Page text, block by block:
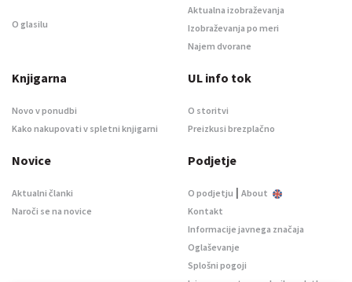
O glasilu
Aktualna izobraževanja
Izobraževanja po meri
Najem dvorane
Knjigarna
Novo v ponudbi
Kako nakupovati v spletni knjigarni
UL info tok
O storitvi
Preizkusi brezplačno
Novice
Aktualni članki
Naroči se na novice
Podjetje
O podjetju | About
Kontakt
Informacije javnega značaja
Oglaševanje
Splošni pogoji